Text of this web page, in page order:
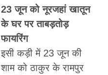
23 जून को नूरजहां खातून
के घर पर ताबड़तोड़
फायरिंग
इसी कड़ी में 23 जून की
शाम को ठाकुर के रामपुर